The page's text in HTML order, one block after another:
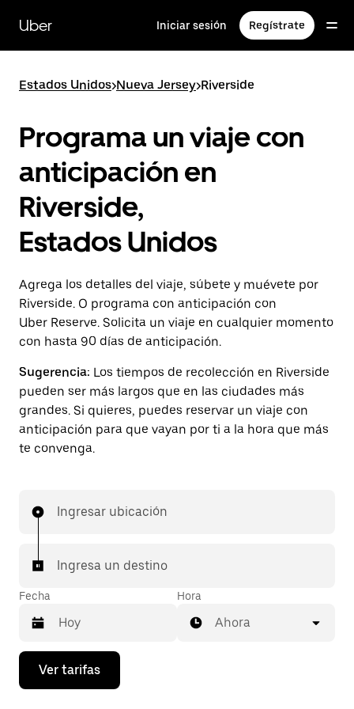
contenido
principal
Uber Iniciar sesión Regístrate
Estados Unidos>Nueva Jersey>Riverside
Programa un viaje con
anticipación en
Riverside,
Estados Unidos
Agrega los detalles del viaje, súbete y muévete por
Riverside. O programa con anticipación con
Uber Reserve. Solicita un viaje en cualquier momento
con hasta 90 días de anticipación.
Sugerencia: Los tiempos de recolección en Riverside
pueden ser más largos que en las ciudades más
grandes. Si quieres, puedes reservar un viaje con
anticipación para que vayan por ti a la hora que más
te convenga.
Ingresar ubicación
Ingresa un destino
Fecha
Presiona
flecha
Hora
Ahora
Ver tarifas